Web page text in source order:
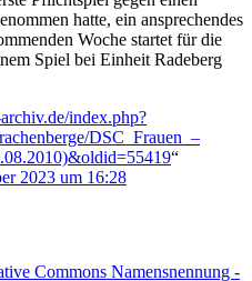
hatte, ein ansprechendes
Woche startet für die
Spiel bei Einheit Radeberg
index.php?
DSC_Frauen_–
“
2023 um 16:28
Commons Namensnennung -